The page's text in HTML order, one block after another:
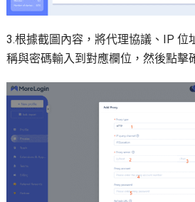
3.根據截圖內容，將代理協議、IP 位
稱與密碼輸入到對應欄位，然後點擊